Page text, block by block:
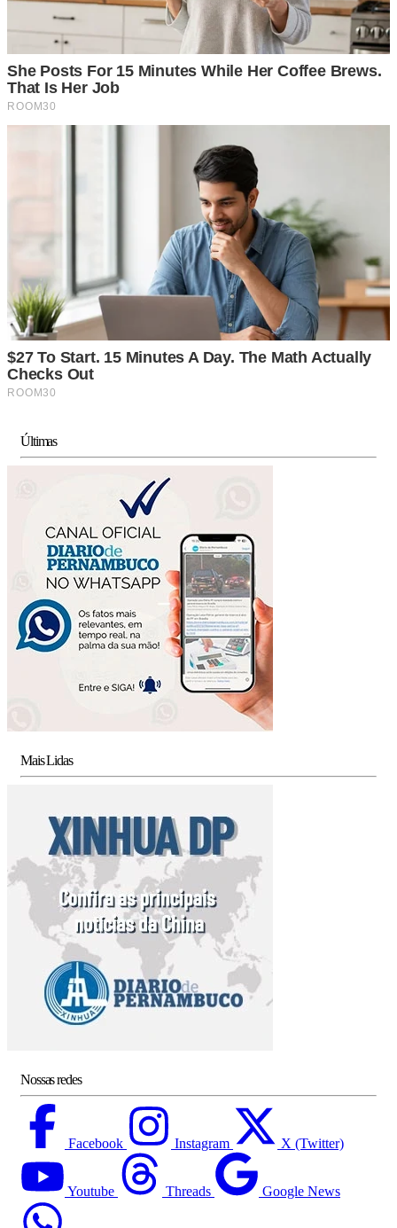
Últimas
Mais Lidas
Nossas redes
Facebook Instagram X (Twitter)
Youtube Threads Google News